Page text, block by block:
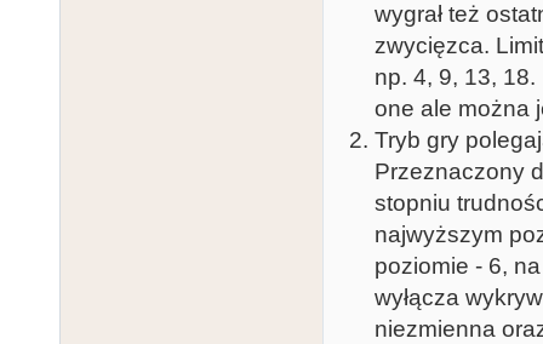
wygrał też
zwycięzca.
np. 4, 9, 13,
one ale można
Tryb gry
Przeznaczony
stopniu
najwyższym
poziomie - 6,
wyłącza
niezmienna